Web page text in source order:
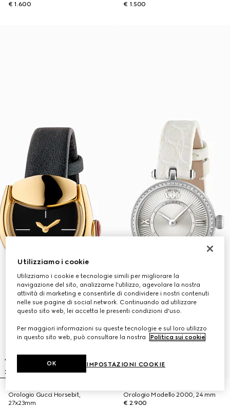
€ 1.600
€ 1.500
Orologio Gucci Horsebit,
27x23mm
Orologio Modello 2000, 24 mm
€ 2.900
Utilizziamo i cookie
Utilizziamo i cookie e tecnologie simili per migliorare la
navigazione del sito, analizzarne l'utilizzo, agevolare la nostra
attività di marketing e consentirle di condividere i nostri contenuti
nelle sue pagine di social network. Continuando ad utilizzare
questo sito web, lei accetta le presenti condizioni d'uso.
Per maggiori informazioni su queste tecnologie e sul loro utilizzo
in questo sito web, può consultare la nostra
Politica sui cookie.
IMPOSTAZIONI COOKIE
OK